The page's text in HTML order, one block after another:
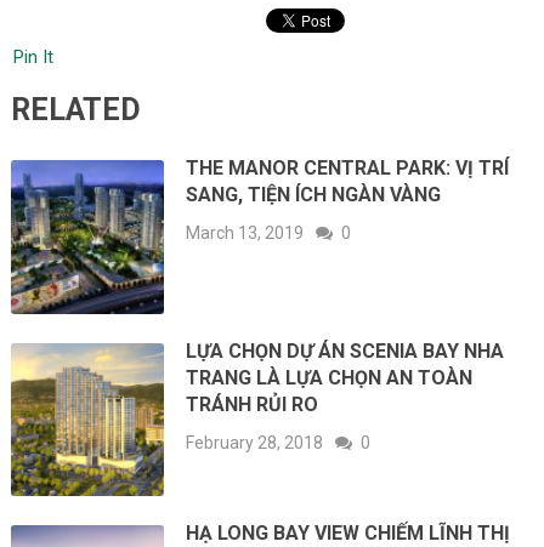
Pin It
RELATED
THE MANOR CENTRAL PARK: VỊ TRÍ
SANG, TIỆN ÍCH NGÀN VÀNG
March 13, 2019 0
LỰA CHỌN DỰ ÁN SCENIA BAY NHA
TRANG LÀ LỰA CHỌN AN TOÀN
TRÁNH RỦI RO
February 28, 2018 0
HẠ LONG BAY VIEW CHIẾM LĨNH THỊ